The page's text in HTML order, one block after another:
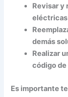
Revisar y
eléctricas
demás
Realizar
código
Es importante